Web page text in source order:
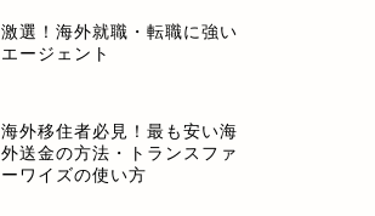
激選！海外就職・転職に強い
エージェント
海外移住者必見！最も安い海
外送金の方法・トランスファ
ーワイズの使い方